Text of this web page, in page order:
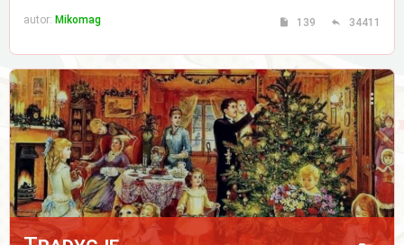
autor: Mikomag 139 34411